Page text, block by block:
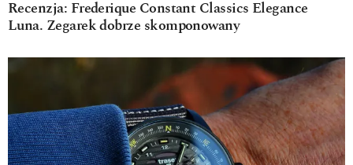
Recenzja: Frederique Constant Classics Elegance
Luna. Zegarek dobrze skomponowany